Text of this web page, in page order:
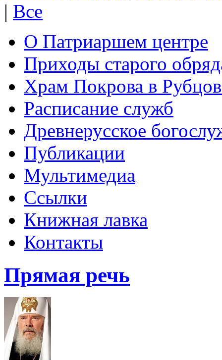
| Все
О Патриаршем центре
Приходы старого
Храм Покрова в
Расписание служб
Древнерусское
Публикации
Мультимедиа
Ссылки
Книжная лавка
Контакты
Прямая речь